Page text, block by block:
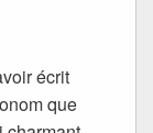
écrit
que